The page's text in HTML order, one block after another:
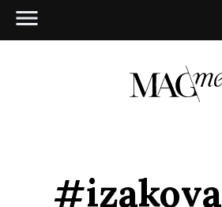
#izakova